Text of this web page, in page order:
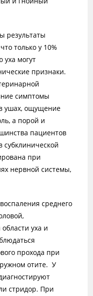
только у 10%
уха могут
признаки.
симптомы
ушах, ощущение
а порой и
пациентов
субклинической
при
нервной системы,
среднего
уха и
прохода при
отите. У
стридор. При